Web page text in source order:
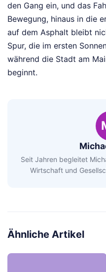
den Gang ein, und das
Bewegung, hinaus in die
auf dem Asphalt bleibt
Spur, die im ersten
während die Stadt am
beginnt.
Seit Jahren begleitet
Wirtschaft und
Ähnliche Artikel